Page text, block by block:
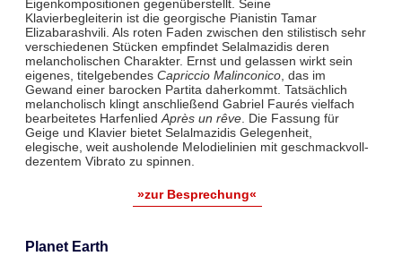
Eigenkompositionen gegenüberstellt. Seine
Klavierbegleiterin ist die georgische Pianistin Tamar
Elizabarashvili. Als roten Faden zwischen den stilistisch sehr
verschiedenen Stücken empfindet Selalmazidis deren
melancholischen Charakter. Ernst und gelassen wirkt sein
eigenes, titelgebendes Capriccio Malinconico, das im
Gewand einer barocken Partita daherkommt. Tatsächlich
melancholisch klingt anschließend Gabriel Faurés vielfach
bearbeitetes HarfenliedAprès un rêve. Die Fassung für
Geige und Klavier bietet Selalmazidis Gelegenheit,
elegische, weit ausholende Melodielinien mit geschmackvoll-
dezentem Vibrato zu spinnen.
»zur Besprechung«
Planet Earth